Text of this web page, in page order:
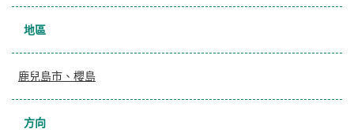
地區
鹿兒島市、櫻島
方向